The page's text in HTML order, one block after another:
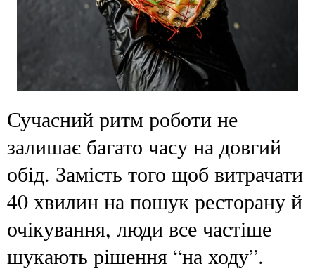
Сучасний ритм роботи не
залишає багато часу на довгий
обід. Замість того щоб витрачати
40 хвилин на пошук ресторану й
очікування, люди все частіше
шукають рішення “на ходу”.